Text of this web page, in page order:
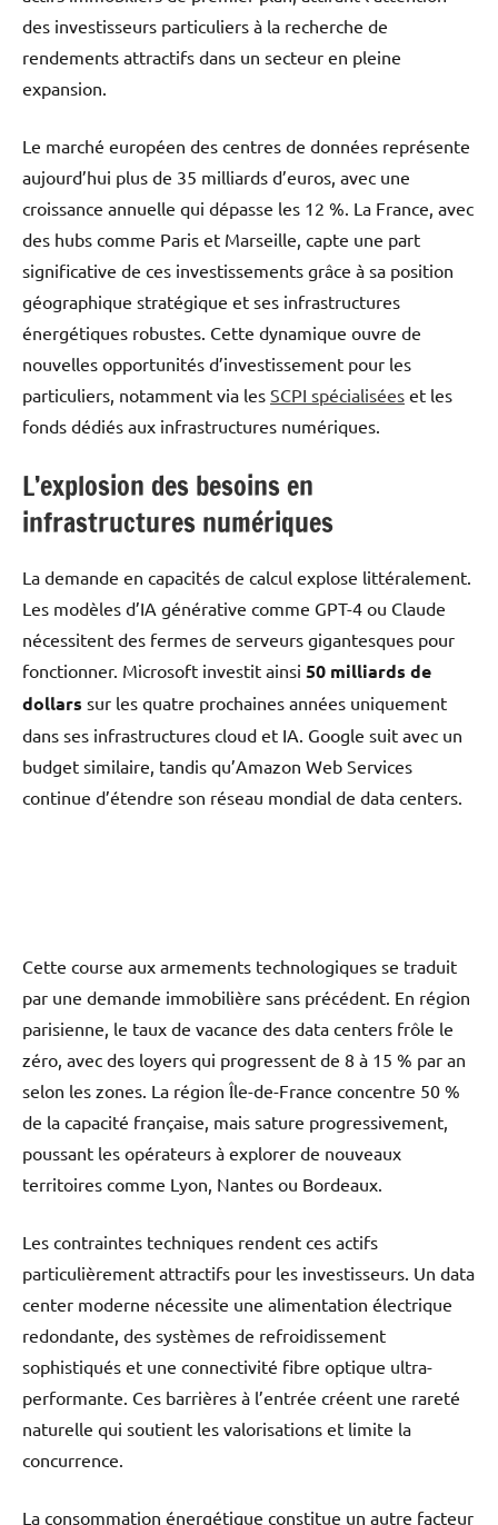
des investisseurs particuliers à la recherche de
rendements attractifs dans un secteur en pleine
expansion.
Le marché européen des centres de données représente
aujourd’hui plus de 35 milliards d’euros, avec une
croissance annuelle qui dépasse les 12 %. La France, avec
des hubs comme Paris et Marseille, capte une part
significative de ces investissements grâce à sa position
géographique stratégique et ses infrastructures
énergétiques robustes. Cette dynamique ouvre de
nouvelles opportunités d’investissement pour les
particuliers, notamment via les SCPI spécialisées et les
fonds dédiés aux infrastructures numériques.
L’explosion des besoins en
infrastructures numériques
La demande en capacités de calcul explose littéralement.
Les modèles d’IA générative comme GPT-4 ou Claude
nécessitent des fermes de serveurs gigantesques pour
fonctionner. Microsoft investit ainsi 50 milliards de
dollars sur les quatre prochaines années uniquement
dans ses infrastructures cloud et IA. Google suit avec un
budget similaire, tandis qu’Amazon Web Services
continue d’étendre son réseau mondial de data centers.
Cette course aux armements technologiques se traduit
par une demande immobilière sans précédent. En région
parisienne, le taux de vacance des data centers frôle le
zéro, avec des loyers qui progressent de 8 à 15 % par an
selon les zones. La région Île-de-France concentre 50 %
de la capacité française, mais sature progressivement,
poussant les opérateurs à explorer de nouveaux
territoires comme Lyon, Nantes ou Bordeaux.
Les contraintes techniques rendent ces actifs
particulièrement attractifs pour les investisseurs. Un data
center moderne nécessite une alimentation électrique
redondante, des systèmes de refroidissement
sophistiqués et une connectivité fibre optique ultra-
performante. Ces barrières à l’entrée créent une rareté
naturelle qui soutient les valorisations et limite la
concurrence.
La consommation énergétique constitue un autre facteur